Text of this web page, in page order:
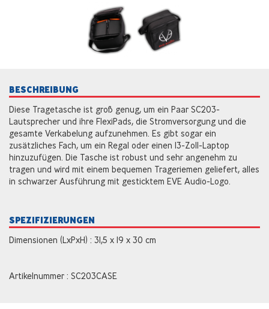
BESCHREIBUNG
Diese Tragetasche ist groß genug, um ein Paar SC203-
Lautsprecher und ihre FlexiPads, die Stromversorgung und die
gesamte Verkabelung aufzunehmen. Es gibt sogar ein
zusätzliches Fach, um ein Regal oder einen 13-Zoll-Laptop
hinzuzufügen. Die Tasche ist robust und sehr angenehm zu
tragen und wird mit einem bequemen Trageriemen geliefert, alles
in schwarzer Ausführung mit gesticktem EVE Audio-Logo.
SPEZIFIZIERUNGEN
Dimensionen (LxPxH) : 31,5 x 19 x 30 cm
Artikelnummer : SC203CASE